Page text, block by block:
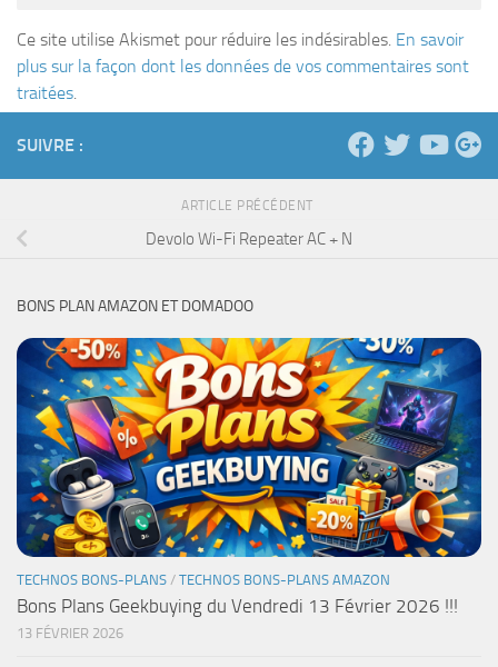
Ce site utilise Akismet pour réduire les indésirables. En savoir
plus sur la façon dont les données de vos commentaires sont
traitées.
SUIVRE :
ARTICLE PRÉCÉDENT
Devolo Wi-Fi Repeater AC + N
BONS PLAN AMAZON ET DOMADOO
TECHNOS BONS-PLANS / TECHNOS BONS-PLANS AMAZON
Bons Plans Geekbuying du Vendredi 13 Février 2026 !!!
13 FÉVRIER 2026